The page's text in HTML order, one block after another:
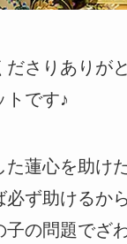
ださりありが
トです♪
た蓮心を助け
必ず助けるか
子の問題でざ